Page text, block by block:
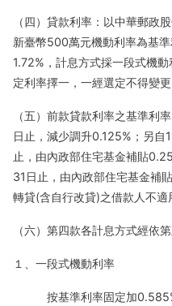
（四）貸款利率：以中華郵政
新臺幣500萬元機動利率為基
1.72%，計息方式採一段式機
定利率擇一，一經選定不得變更
（五）前款貸款利率之基準利
日止，減少調升0.125%；另
止，由內政部住宅基金補貼
31日止，由內政部住宅基金補
轉貸(含自行改貸)之借款人不適
（六）第四款各計息方式經依
１、一段式機動利率
按基準利率固定加0.585%